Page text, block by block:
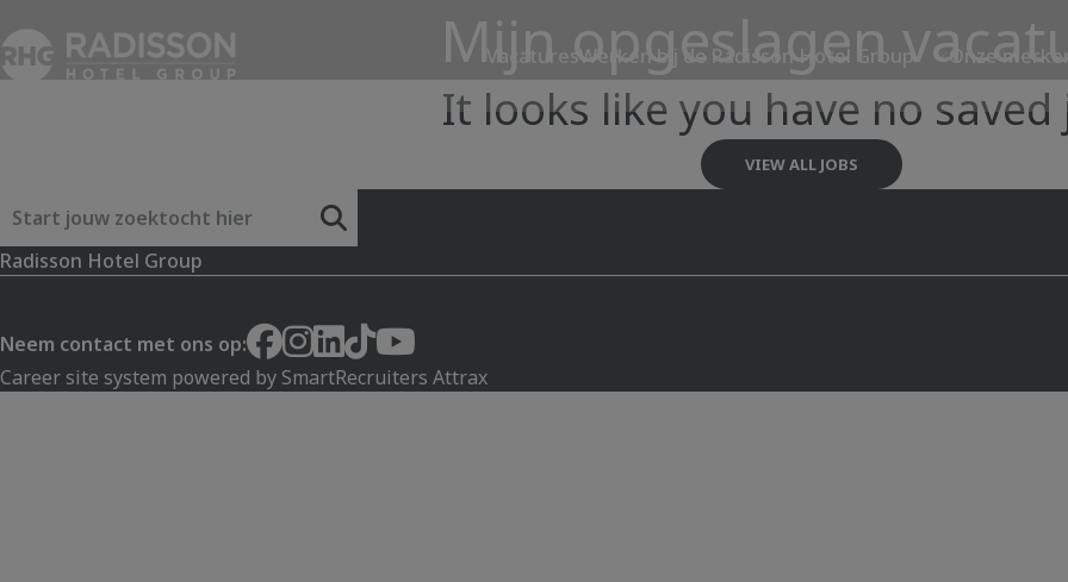
VacaturesWerken bij de Radisson Hotel Group Onze
Mijn opgeslagen
It looks like you have no saved
VIEW ALL JOBS
Radisson Hotel Group
Trefwoord
Neem contact met ons op:
Career site system powered by SmartRecruiters Attrax